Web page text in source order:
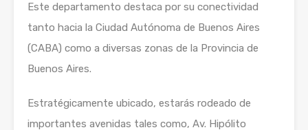
Este departamento destaca por su conectividad
tanto hacia la Ciudad Autónoma de Buenos Aires
(CABA) como a diversas zonas de la Provincia de
Buenos Aires.
Estratégicamente ubicado, estarás rodeado de
importantes avenidas tales como, Av. Hipólito